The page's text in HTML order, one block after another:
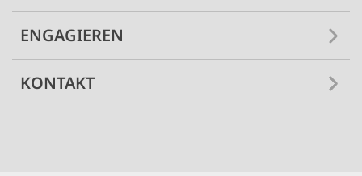
ENGAGIEREN
KONTAKT